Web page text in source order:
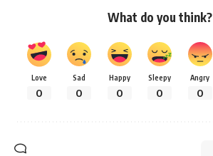
What do you think?
Love
0
Sad
0
Happy
0
Sleepy
0
Angry
0